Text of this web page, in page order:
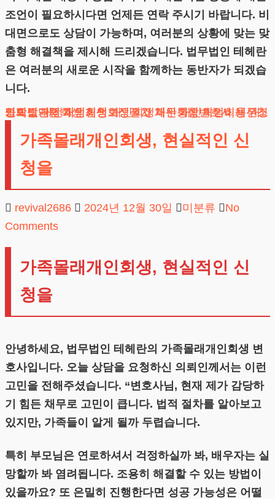
조언이 필요하시다면 언제든 연락 주시기 바랍니다. 비
대면으로도 상담이 가능하며, 여러분의 상황에 맞는 맞
춤형 해결책을 제시해 드리겠습니다. 법무법인 테헤란
은 여러분의 새로운 시작을 함께하는 동반자가 되겠습
니다.
도박빚개인회생 개인회생절차 개인회생변호사
채무조정제도 대전개인회생 개인회생파산 개인회생비용
개인회생단점 개인회생보정권고 채무통합 개인회생신청
카드값연체 회생신청
가족몰래개인회생, 현실적인 신
청을
revival2686 2024년 12월 30일 미분류
No
Comments
가족몰래개인회생, 현실적인 신
청을
안녕하세요, 법무법인 테헤란의 가족몰래개인회생 변
호사입니다. 오늘 상담을 요청하신 의뢰인께서는 이런
고민을 전해주셨습니다. “변호사님, 현재 제가 감당하
기 힘든 채무로 고민이 큽니다. 법적 절차를 알아보고
있지만, 가족들이 알게 될까 두렵습니다.
특히 부모님은 연로하셔서 걱정하실까 봐, 배우자는 실
망할까 봐 염려됩니다. 조용히 해결할 수 있는 방법이
있을까요? 또 은밀히 진행한다면 성공 가능성은 어떨